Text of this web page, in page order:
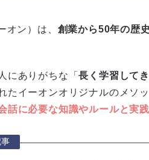
オン）は、 創業から50年の歴史
にありがちな「長く学習して
たイーオンオリジナルのメソ
話に必要な知識やルールと実